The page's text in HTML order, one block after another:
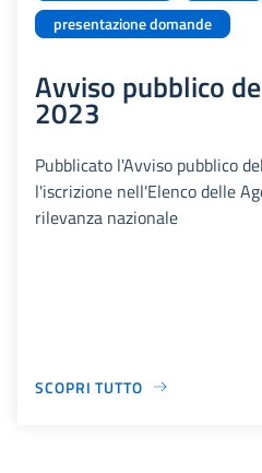
presentazione domande
Avviso pubblico
2023
Pubblicato l'Avviso pubblico
l'iscrizione nell'Elenco delle
rilevanza nazionale
SCOPRI TUTTO